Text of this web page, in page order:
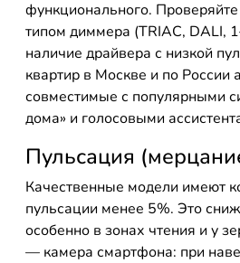
функционального.
типом диммера (TRIAC, DALI,
наличие драйвера с низкой
квартир в Москве и по России
совместимые с популярными
дома» и голосовыми
Пульсация
Качественные модели имеют
пульсации менее 5%. Это
особенно в зонах чтения и у
— камера смартфона: при